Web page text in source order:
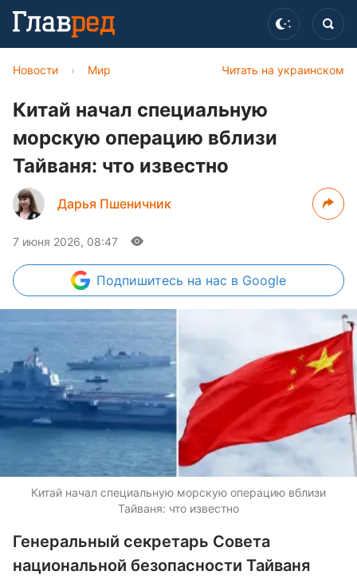
Читать на украинском
Новости › Мир
Китай начал специальную
морскую операцию вблизи
Тайваня: что известно
Дарья Пшеничник
7 июня 2026, 08:47
Подпишитесь на нас в Google
Китай начал специальную морскую операцию вблизи
Тайваня: что известно
Генеральный секретарь Совета
национальной безопасности Тайваня